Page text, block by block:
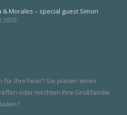
& Morales – special guest Simon
2020
für Ihre Feier? Sie planen einen
oder möchten Ihre Großfamilie